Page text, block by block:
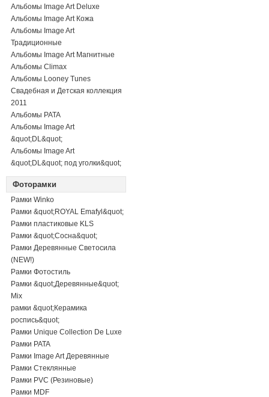
Альбомы Image Art Deluxe
Альбомы Image Art Кожа
Альбомы Image Art
Традиционные
Альбомы Image Art Магнитные
Альбомы Climax
Альбомы Looney Tunes
Свадебная и Детская коллекция
2011
Альбомы PATA
Альбомы Image Art
&quot;DL&quot;
Альбомы Image Art
&quot;DL&quot; под уголки&quot;
Фоторамки
Рамки Winko
Рамки &quot;ROYAL Emafyl&quot;
Рамки пластиковые KLS
Рамки &quot;Сосна&quot;
Рамки Деревянные Светосила
(NEW!)
Рамки Фотостиль
Рамки &quot;Деревянные&quot;
Mix
рамки &quot;Керамика
роспись&quot;
Рамки Unique Collection De Luxe
Рамки PATA
Рамки Image Art Деревянные
Рамки Стеклянные
Рамки PVC (Резиновые)
Рамки MDF